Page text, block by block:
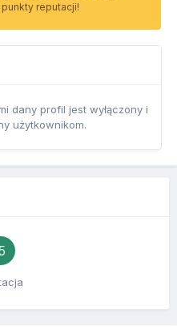
reputacji!
dany profil jest wyłączony i
użytkownikom.